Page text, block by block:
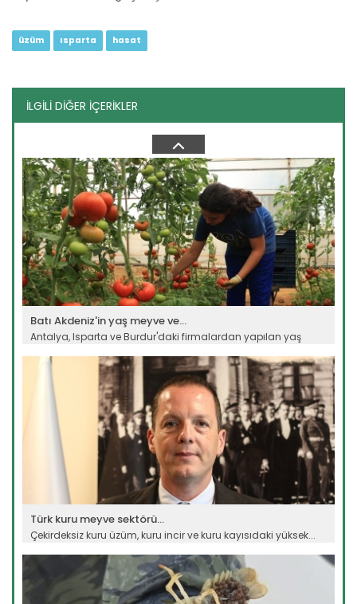
üzüm ısparta hasat
İLGİLİ DİĞER İÇERİKLER
Hasat edilen fındıklar...
Karadeniz'de fındık hasadı tamamlandı. Kurutulan fındıklar
Devamını Oku ->
Batı Akdeniz'in yaş meyve ve...
Antalya, Isparta ve Burdur'daki firmalardan yapılan yaş
Devamını Oku ->
Türk kuru meyve sektörü...
Çekirdeksiz kuru üzüm, kuru incir ve kuru kayısıdaki yüksek...
Devamını Oku ->